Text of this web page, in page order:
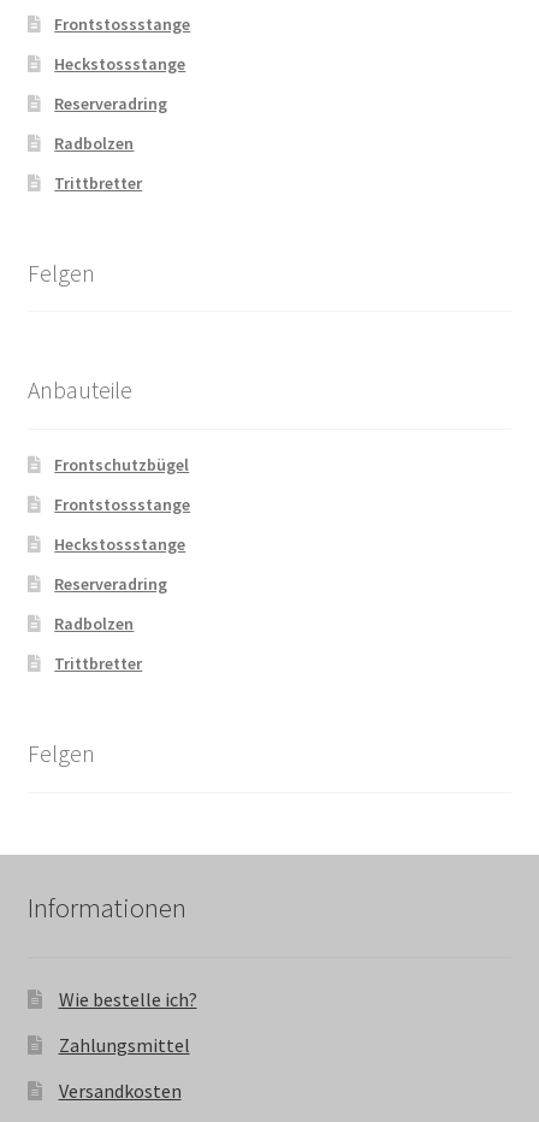
Frontstossstange
Heckstossstange
Reserveradring
Radbolzen
Trittbretter
Felgen
Anbauteile
Frontschutzbügel
Frontstossstange
Heckstossstange
Reserveradring
Radbolzen
Trittbretter
Felgen
Informationen
Wie bestelle ich?
Zahlungsmittel
Versandkosten